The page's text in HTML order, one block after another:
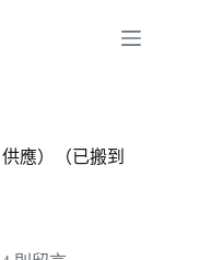
應）（已搬到